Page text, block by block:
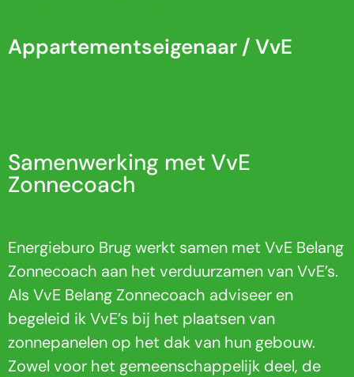
Appartementseigenaar / VvE
Samenwerking met VvE
Zonnecoach
Energieburo Brug werkt samen met VvE Belang
Zonnecoach aan het verduurzamen van VvE’s.
Als VvE Belang Zonnecoach adviseer en
begeleid ik VvE’s bij het plaatsen van
zonnepanelen op het dak van hun gebouw.
Zowel voor het gemeenschappelijk deel, de